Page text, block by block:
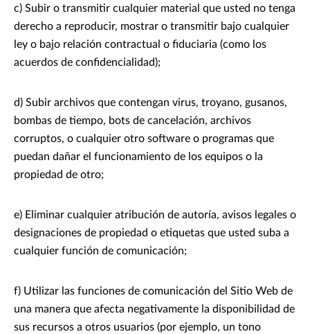
c) Subir o transmitir cualquier material que usted no tenga
derecho a reproducir, mostrar o transmitir bajo cualquier
ley o bajo relación contractual o fiduciaria (como los
acuerdos de confidencialidad);
d) Subir archivos que contengan virus, troyano, gusanos,
bombas de tiempo, bots de cancelación, archivos
corruptos, o cualquier otro software o programas que
puedan dañar el funcionamiento de los equipos o la
propiedad de otro;
e) Eliminar cualquier atribución de autoría, avisos legales o
designaciones de propiedad o etiquetas que usted suba a
cualquier función de comunicación;
f) Utilizar las funciones de comunicación del Sitio Web de
una manera que afecta negativamente la disponibilidad de
sus recursos a otros usuarios (por ejemplo, un tono